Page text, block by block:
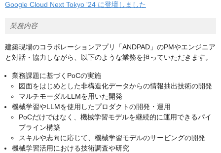
Google Cloud Next Tokyo '24 に登壇しました
業務内容
建築現場のコラボレーションアプリ「ANDPAD」のPMやエンジニア
と対話・協力しながら、以下のような業務を担っていただきます。
業務課題に基づくPoCの実施
図面をはじめとした非構造化データからの情報抽出技術の開発
マルチモーダルLLMを用いた開発
機械学習やLLMを使用したプロダクトの開発・運用
PoCだけではなく、機械学習モデルを継続的に運用できるパイ
プライン構築
スキルや志向に応じて、機械学習モデルのサービングの開発
機械学習活用における技術調査や研究